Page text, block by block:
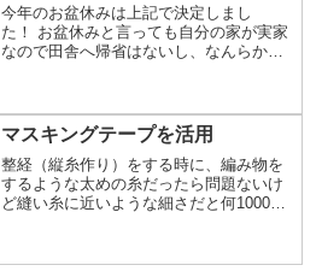
今年のお盆休みは上記で決定しまし
た！ お盆休みと言っても自分の家が実家
なので田舎へ帰省はないし、なんらかの
ちまちま作業は進めます(やらないと進ま
ないし手足も訛るしね) ...
マスキングテープを活用
整経（縦糸作り）をする時に、編み物を
するような太めの糸だったら問題ないけ
ど縫い糸に近いような細さだと何1000m
ょっと手前まで切れてた…これは指を一